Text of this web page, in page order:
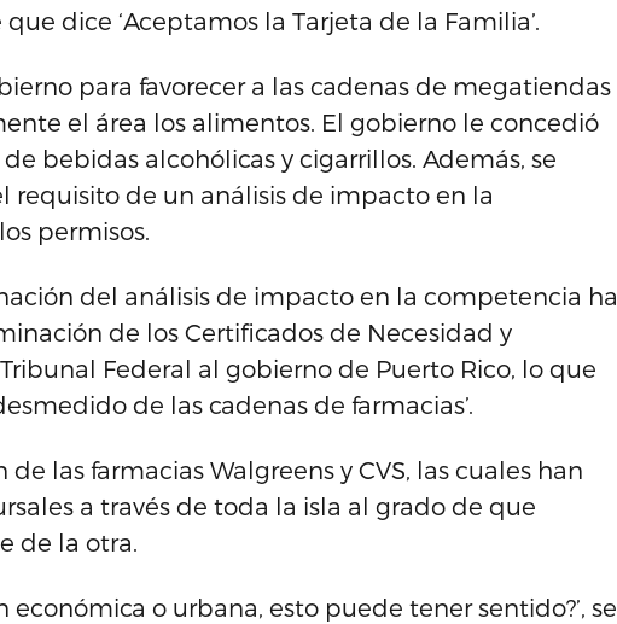
dice ‘Aceptamos la Tarjeta de la Familia’.
para favorecer a las cadenas de megatiendas
el área los alimentos. El gobierno le concedió
bebidas alcohólicas y cigarrillos. Además, se
requisito de un análisis de impacto en la
permisos.
del análisis de impacto en la competencia ha
de los Certificados de Necesidad y
Federal al gobierno de Puerto Rico, lo que
de las cadenas de farmacias’.
las farmacias Walgreens y CVS, las cuales han
a través de toda la isla al grado de que
de la otra.
económica o urbana, esto puede tener sentido?’, se